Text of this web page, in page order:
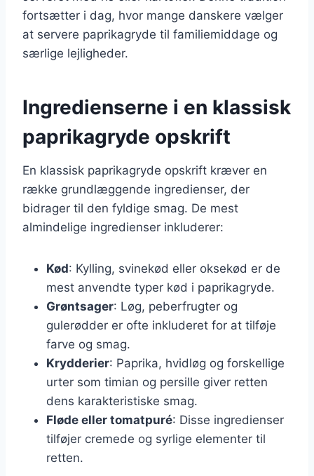
fortsætter i dag, hvor mange danskere vælger
at servere paprikagryde til familiemiddage og
særlige lejligheder.
Ingredienserne i en klassisk
paprikagryde opskrift
En klassisk paprikagryde opskrift kræver en
række grundlæggende ingredienser, der
bidrager til den fyldige smag. De mest
almindelige ingredienser inkluderer:
Kød: Kylling, svinekød eller oksekød er de
mest anvendte typer kød i paprikagryde.
Grøntsager: Løg, peberfrugter og
gulerødder er ofte inkluderet for at tilføje
farve og smag.
Krydderier: Paprika, hvidløg og forskellige
urter som timian og persille giver retten
dens karakteristiske smag.
Fløde eller tomatpuré: Disse ingredienser
tilføjer cremede og syrlige elementer til
retten.